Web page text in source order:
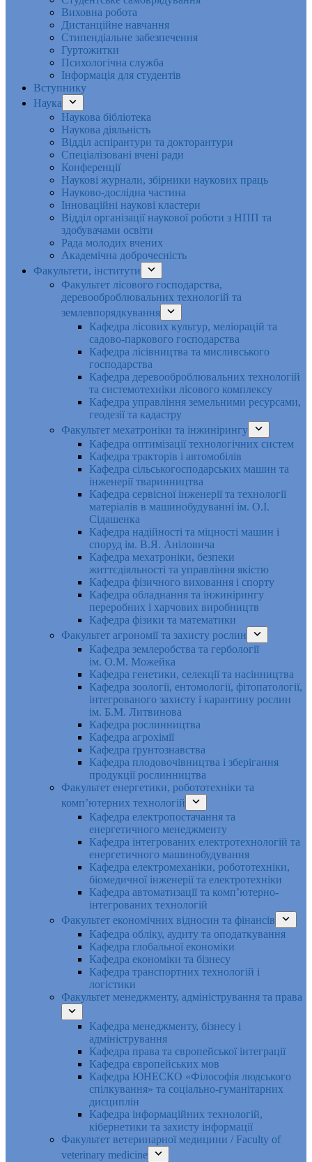
Виховна робота
Дистанційне навчання
Стипендіальне забезпечення
Гуртожитки
Психологічна служба
Інформація для студентів
Вступнику
Наука
Наукова бібліотека
Наукова діяльність
Відділ аспірантури та докторантури
Спеціалізовані вчені ради
Конференції
Наукові журнали, збірники наукових праць
Науково-дослідна частина
Інноваційні наукові кластери
Відділ організації наукової роботи з НПП та
здобувачами освіти
Рада молодих вчених
Академічна доброчесність
Факультети, інститути
Факультет лісового господарства,
деревооброблювальних технологій та
землевпорядкування
Кафедра лісових культур, меліорацій та
садово-паркового господарства
Кафедра лісівництва та мисливського
господарства
Кафедра деревооброблювальних технологій
та системотехніки лісового комплексу
Кафедра управління земельними ресурсами,
геодезії та кадастру
Факультет мехатроніки та інжинірингу
Кафедра оптимізації технологічних систем
Кафедра тракторів і автомобілів
Кафедра сільськогосподарських машин та
інженерії тваринництва
Кафедра cервісної інженерії та технології
матеріалів в машинобудуванні ім. О.І.
Сідашенка
Кафедра надійності та міцності машин і
споруд ім. В.Я. Аніловича
Кафедра мехатроніки, безпеки
життєдіяльності та управління якістю
Кафедра фізичного виховання і спорту
Кафедра обладнання та інжинірингу
переробних і харчових виробництв
Кафедра фізики та математики
Факультет агрономії та захисту рослин
Кафедра землеробства та гербології
ім. О.М. Можейка
Кафедра генетики, селекції та насінництва
Кафедра зоології, ентомології, фітопатології,
інтегрованого захисту і карантину рослин
ім. Б.М. Литвинова
Кафедра рослинництва
Кафедра агрохімії
Кафедра ґрунтознавства
Кафедра плодовочівництва і зберігання
продукції рослинництва
Факультет енергетики, робототехніки та
комп’ютерних технологій
Кафедра електропостачання та
енергетичного менеджменту
Кафедра інтегрованих електротехнологій та
енергетичного машинобудування
Кафедра електромеханіки, робототехніки,
біомедичної інженерії та електротехніки
Кафедра автоматизації та комп’ютерно-
інтегрованих технологій
Факультет економічних відносин та фінансів
Кафедра обліку, аудиту та оподаткування
Кафедра глобальної економіки
Кафедра економіки та бізнесу
Кафедра транспортних технологій і
логістики
Факультет менеджменту, адміністрування та права
Кафедра менеджменту, бізнесу і
адміністрування
Кафедра права та європейської інтеграції
Кафедра європейських мов
Кафедра ЮНЕСКО «Філософія людського
спілкування» та соціально-гуманітарних
дисциплін
Кафедра інформаційних технологій,
кібернетики та захисту інформації
Факультет ветеринарної медицини / Faculty of
veterinary medicine